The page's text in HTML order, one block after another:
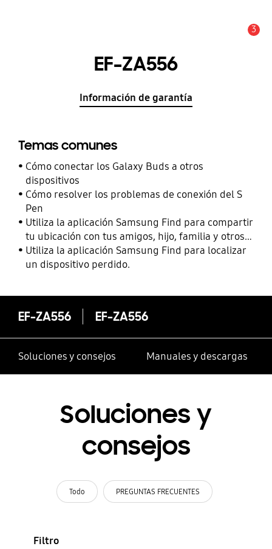
3
EF-ZA556
Información de garantía
Temas comunes
Cómo conectar los Galaxy Buds a otros
dispositivos
Cómo resolver los problemas de conexión del S
Pen
Utiliza la aplicación Samsung Find para compartir
tu ubicación con tus amigos, hijo, familia y otros
contactos
Utiliza la aplicación Samsung Find para localizar
un dispositivo perdido.
EF-ZA556 EF-ZA556
Soluciones y consejos Manuales y descargas
Soluciones y
consejos
Todo PREGUNTAS FRECUENTES
Filtro